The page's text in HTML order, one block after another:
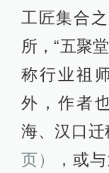
工匠集合
所，“五聚
称行业祖
外，作者
海、汉口迁
页）
，或